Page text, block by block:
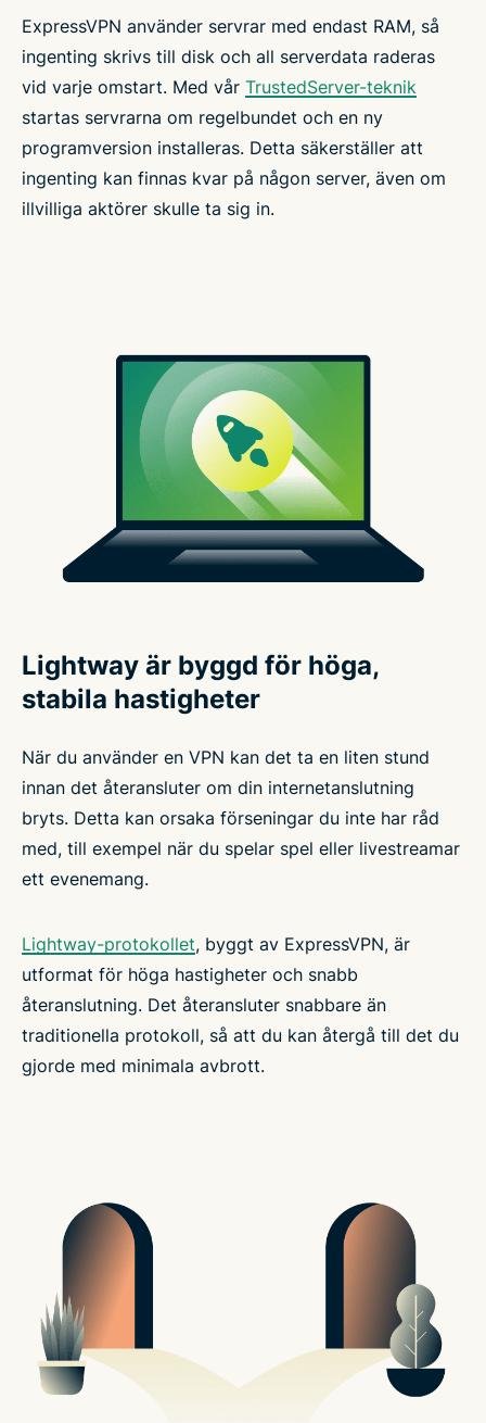
ExpressVPN använder servrar med endast RAM, så
ingenting skrivs till disk och all serverdata raderas
vid varje omstart. Med vår TrustedServer-teknik
startas servrarna om regelbundet och en ny
programversion installeras. Detta säkerställer att
ingenting kan finnas kvar på någon server, även om
illvilliga aktörer skulle ta sig in.
Lightway är byggd för höga,
stabila hastigheter
När du använder en VPN kan det ta en liten stund
innan det återansluter om din internetanslutning
bryts. Detta kan orsaka förseningar du inte har råd
med, till exempel när du spelar spel eller livestreamar
ett evenemang.
Lightway-protokollet, byggt av ExpressVPN, är
utformat för höga hastigheter och snabb
återanslutning. Det återansluter snabbare än
traditionella protokoll, så att du kan återgå till det du
gjorde med minimala avbrott.